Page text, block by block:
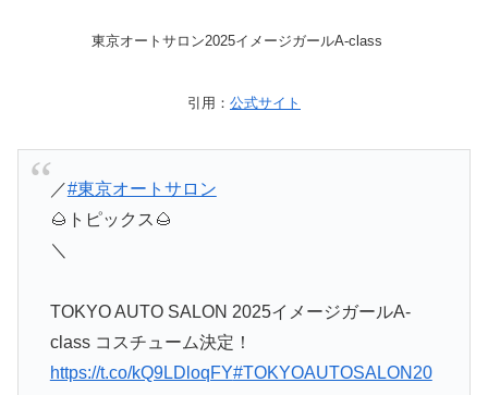
東京オートサロン2025イメージガールA-class
引用： 公式サイト
／#東京オートサロン
🌰トピックス🌰
＼
TOKYO AUTO SALON 2025イメージガールA-
class コスチューム決定！
https://t.co/kQ9LDloqFY#TOKYOAUTOSALON20